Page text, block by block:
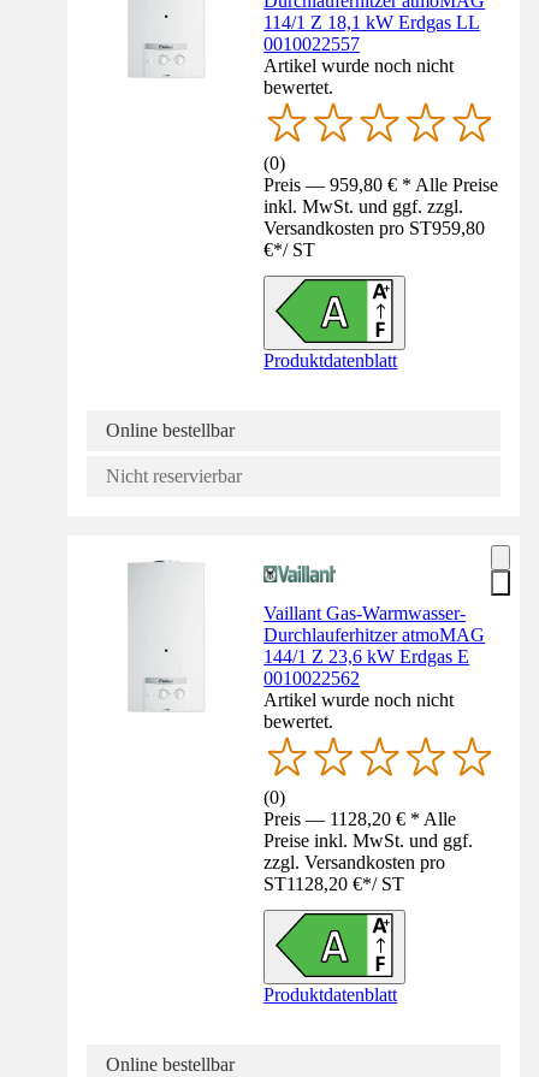
114/1 Z 18,1 kW Erdgas LL
0010022557
Artikel wurde noch nicht
bewertet.
(0)
Preis — 959,80 € * Alle Preise
inkl. MwSt. und ggf. zzgl.
Versandkosten pro ST959,80
€*/ ST
Produktdatenblatt
Online bestellbar
Nicht reservierbar
Vaillant Gas-Warmwasser-
Durchlauferhitzer atmoMAG
144/1 Z 23,6 kW Erdgas E
0010022562
Artikel wurde noch nicht
bewertet.
(0)
Preis — 1128,20 € * Alle
Preise inkl. MwSt. und ggf.
zzgl. Versandkosten pro
ST1128,20 €*/ ST
Produktdatenblatt
Online bestellbar